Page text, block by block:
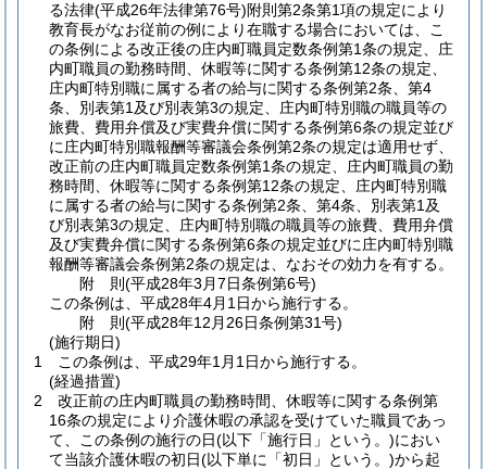
る法律(平成26年法律第76号)附則第2条第1項の規定により
教育長がなお従前の例により在職する場合においては、こ
の条例による改正後の庄内町職員定数条例第1条の規定、庄
内町職員の勤務時間、休暇等に関する条例第12条の規定、
庄内町特別職に属する者の給与に関する条例第2条、第4
条、別表第1及び別表第3の規定、庄内町特別職の職員等の
旅費、費用弁償及び実費弁償に関する条例第6条の規定並び
に庄内町特別職報酬等審議会条例第2条の規定は適用せず、
改正前の庄内町職員定数条例第1条の規定、庄内町職員の勤
務時間、休暇等に関する条例第12条の規定、庄内町特別職
に属する者の給与に関する条例第2条、第4条、別表第1及
び別表第3の規定、庄内町特別職の職員等の旅費、費用弁償
及び実費弁償に関する条例第6条の規定並びに庄内町特別職
報酬等審議会条例第2条の規定は、なおその効力を有する。
附 則(平成28年3月7日条例第6号)
この条例は、平成28年4月1日から施行する。
附 則(平成28年12月26日条例第31号)
(施行期日)
1
この条例は、平成29年1月1日から施行する。
(経過措置)
2
改正前の庄内町職員の勤務時間、休暇等に関する条例第
16条の規定により介護休暇の承認を受けていた職員であっ
て、この条例の施行の日(以下「施行日」という。)におい
て当該介護休暇の初日(以下単に「初日」という。)から起